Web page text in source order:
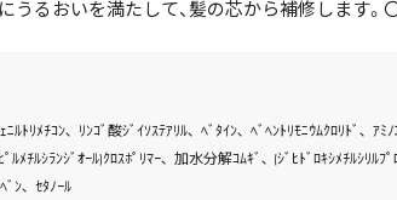
うるおいを満たして、髪の芯から補修します
ﾙﾄﾘﾒﾁｺﾝ､ ﾘﾝｺﾞ酸ｼﾞｲｿｽﾃｱﾘﾙ､ ﾍﾞﾀｲﾝ､ ﾍﾞﾍﾝﾄﾘﾓﾆｳﾑｸﾛﾘﾄﾞ､ ｱ
ﾁﾙｼﾗﾝｼﾞｵｰﾙ)ｸﾛｽﾎﾟﾘﾏｰ､ 加水分解ｺﾑｷﾞ､ (ｼﾞﾋﾄﾞﾛｷｼﾒﾁﾙｼﾘﾙﾌ
ﾞﾝ､ ｾﾀﾉｰﾙ